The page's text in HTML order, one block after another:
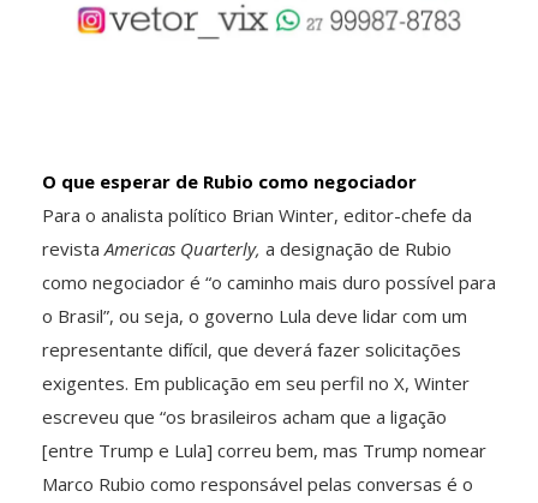
O que esperar de Rubio como negociador
Para o analista político Brian Winter, editor-chefe da
revista Americas Quarterly, a designação de Rubio
como negociador é “o caminho mais duro possível para
o Brasil”, ou seja, o governo Lula deve lidar com um
representante difícil, que deverá fazer solicitações
exigentes. Em publicação em seu perfil no X, Winter
escreveu que “os brasileiros acham que a ligação
[entre Trump e Lula] correu bem, mas Trump nomear
Marco Rubio como responsável pelas conversas é o